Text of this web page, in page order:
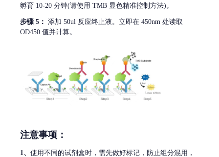
孵育 10-20 分钟(请使用 TMB 显色精准控制方法)。
步骤 5： 添加 50ul 反应终止液。立即在 450nm 处读取
OD450 值并计算。
注意事项 ：
1、 使用不同的试剂盒时，需先做好标记，防止组分混用，